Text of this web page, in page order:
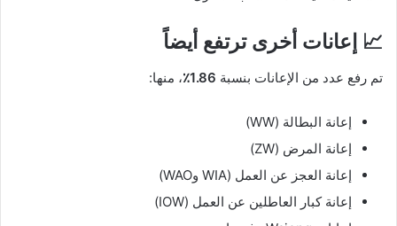
📈 إعانات أخرى ترتفع أيضاً
تم رفع عدد من الإعانات بنسبة 1.86٪ ، منها:
إعانة البطالة (WW)
إعانة المرض (ZW)
إعانة العجز عن العمل (WIA وWAO)
إعانة كبار العاطلين عن العمل (IOW)